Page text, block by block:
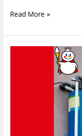
Read More »